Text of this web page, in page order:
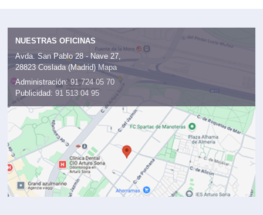
NUESTRAS OFICINAS
Avda. San Pablo 28 - Nave 27,
28823 Coslada (Madrid) Mapa
Administración: 91 724 05 70
Publicidad: 91 513 04 95